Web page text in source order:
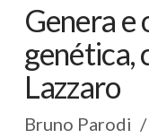
Genera e
genética,
Lazzaro
Bruno Parodi